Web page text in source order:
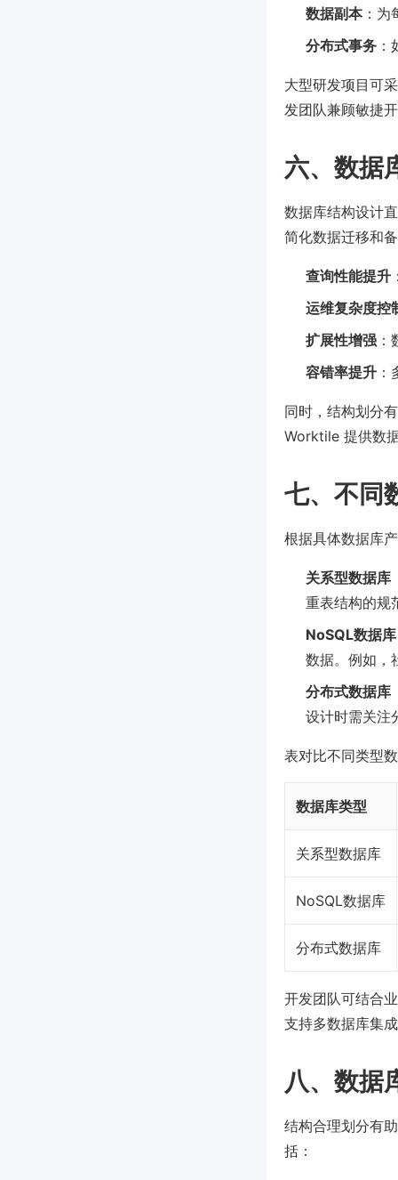
数据副本：为
分布式事务
大型研发项目可
发团队兼顾敏捷
六、数据
数据库结构设计
简化数据迁移和
查询性能提升
运维复杂度控
扩展性增强
容错率提升
同时，结构划分
Worktile 提供数
七、不同
根据具体数据库
关系型数据
重表结构的规
NoSQL数据
数据。例如，
分布式数据
设计时需关注
表对比不同类型
数据库类型
关系型数据库
NoSQL数据库
分布式数据库
开发团队可结合
支持多数据库集
八、数据
结构合理划分有
括：